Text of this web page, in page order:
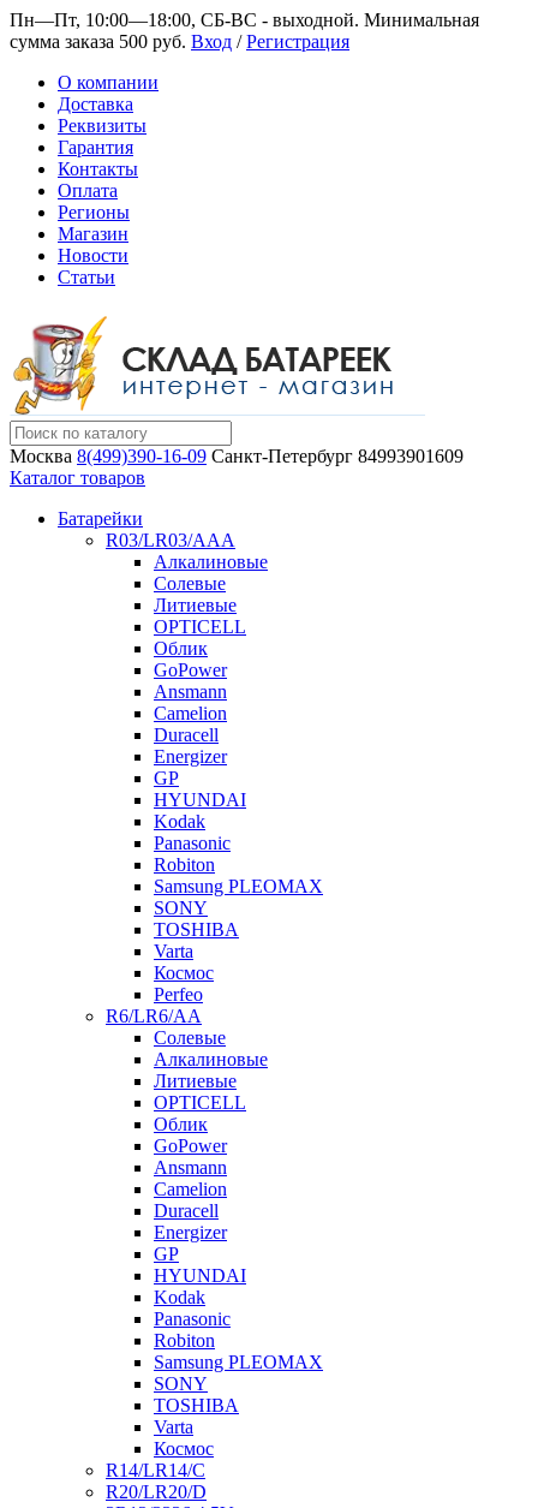
Пн—Пт, 10:00—18:00, СБ-ВС - выходной. Минимальная
сумма заказа 500 руб. Вход /Регистрация
О компании
Доставка
Реквизиты
Гарантия
Контакты
Оплата
Регионы
Магазин
Новости
Статьи
Москва 8(499)390-16-09 Санкт-Петербург 84993901609
Каталог товаров
Батарейки
R03/LR03/AAA
Алкалиновые
Солевые
Литиевые
OPTICELL
Облик
GoPower
Ansmann
Camelion
Duracell
Energizer
GP
HYUNDAI
Kodak
Panasonic
Robiton
Samsung PLEOMAX
SONY
TOSHIBA
Varta
Космос
Perfeo
R6/LR6/AA
Солевые
Алкалиновые
Литиевые
OPTICELL
Облик
GoPower
Ansmann
Camelion
Duracell
Energizer
GP
HYUNDAI
Kodak
Panasonic
Robiton
Samsung PLEOMAX
SONY
TOSHIBA
Varta
Космос
R14/LR14/C
R20/LR20/D